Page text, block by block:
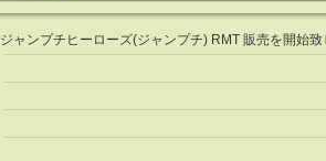
ジャンプチヒーローズ(ジャンプチ) RMT 販売を開始致